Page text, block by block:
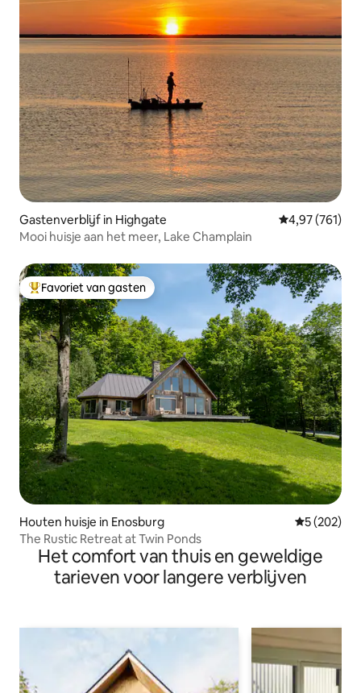
Gastenverblijf in Highgate Gemiddelde
4,97 (761)
Mooi huisje aan het meer, Lake Champlain
Topfavoriet van gasten
Favoriet van gasten
Houten huisje in Enosburg
5 (202)
The Rustic Retreat at Twin Ponds
Het comfort van thuis en geweldige
tarieven voor langere verblijven